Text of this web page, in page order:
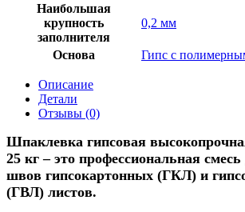
Наибольшая
крупность
заполнителя
0,2 мм
Основа Гипс с
Описание
Детали
Отзывы (0)
Шпаклевка гипсовая
25 кг – это профессиональная
швов гипсокартонных (ГКЛ) и
(ГВЛ) листов.